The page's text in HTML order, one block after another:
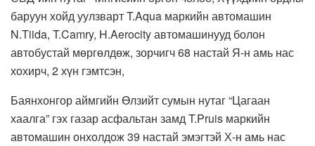
баруун хойд уулзварт T.Aqua маркийн автомашин
N.Tiida, T.Camry, H.Aerocity автомашинууд болон
автобустай мөргөлдөж, зорчигч 68 настай Я-н амь нас
хохирч, 2 хүн гэмтсэн,
Баянхонгор аймгийн Өлзийт сумын нутаг “Цагаан
хаалга” гэх газар асфальтан замд T.Pruis маркийн
автомашин онхолдож 39 настай эмэгтэй Х-н амь нас